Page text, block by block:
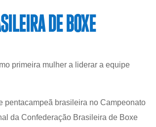
DE BOXE
primeira mulher a liderar a equipe
pentacampeã brasileira no Campeonato
da Confederação Brasileira de Boxe